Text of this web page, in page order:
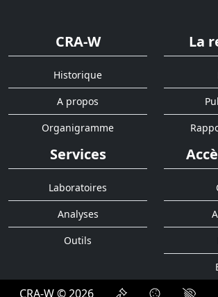
CRA-W
Historique
A propos
Organigramme
La
Services
Laboratoires
Analyses
Outils
CRA-W © 2026